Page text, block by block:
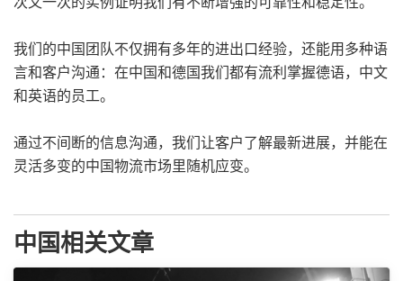
我们的中国团队不仅拥有多年的进出口经验，还能用多种语
言和客户沟通：在中国和德国我们都有流利掌握德语，中文
和英语的员工。
通过不间断的信息沟通，我们让客户了解最新进展，并能在
灵活多变的中国物流市场里随机应变。
中国相关文章